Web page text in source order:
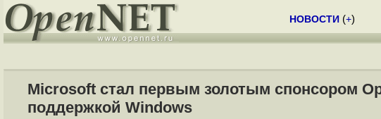
НОВОСТИ (+)
Microsoft стал первым золотым спонсором
поддержкой Windows